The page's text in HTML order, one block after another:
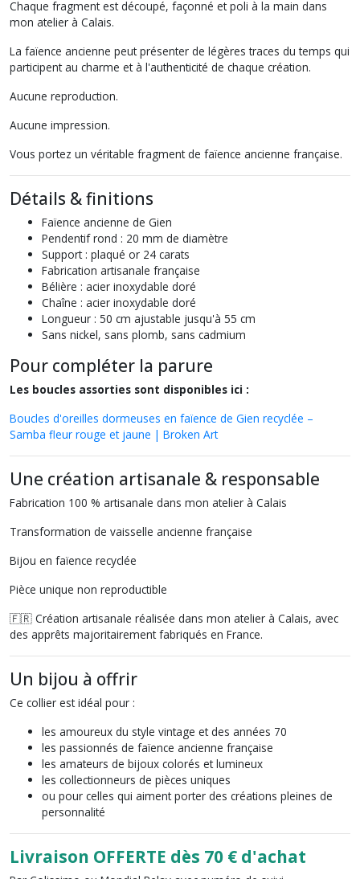
Chaque fragment est découpé, façonné et poli à la main dans
mon atelier à Calais.
La faïence ancienne peut présenter de légères traces du temps qui
participent au charme et à l'authenticité de chaque création.
Aucune reproduction.
Aucune impression.
Vous portez un véritable fragment de faïence ancienne française.
Détails & finitions
Faïence ancienne de Gien
Pendentif rond : 20 mm de diamètre
Support : plaqué or 24 carats
Fabrication artisanale française
Bélière : acier inoxydable doré
Chaîne : acier inoxydable doré
Longueur : 50 cm ajustable jusqu'à 55 cm
Sans nickel, sans plomb, sans cadmium
Pour compléter la parure
Les boucles assorties sont disponibles ici :
Boucles d'oreilles dormeuses en faïence de Gien recyclée –
Samba fleur rouge et jaune | Broken Art
Une création artisanale & responsable
Fabrication 100 % artisanale dans mon atelier à Calais
Transformation de vaisselle ancienne française
Bijou en faïence recyclée
Pièce unique non reproductible
🇫🇷 Création artisanale réalisée dans mon atelier à Calais, avec
des apprêts majoritairement fabriqués en France.
Un bijou à offrir
Ce collier est idéal pour :
les amoureux du style vintage et des années 70
les passionnés de faïence ancienne française
les amateurs de bijoux colorés et lumineux
les collectionneurs de pièces uniques
ou pour celles qui aiment porter des créations pleines de
personnalité
Livraison OFFERTE dès 70 € d'achat